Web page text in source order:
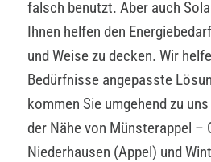
falsch benutzt. Aber auch
Ihnen helfen den
und Weise zu decken. Wir
Bedürfnisse angepasste
kommen Sie umgehend zu
der Nähe von Münsterappel –
Niederhausen (Appel) und